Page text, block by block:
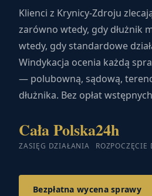
Klienci z Krynicy-Zdroju
zarówno wtedy, gdy dłużnik
wtedy, gdy standardowe
Windykacja ocenia każdą
— polubowną, sądową,
dłużnika. Bez opłat
Cała Polska
ZASIĘG DZIAŁANIA
24h
Bezpłatna wycena sprawy